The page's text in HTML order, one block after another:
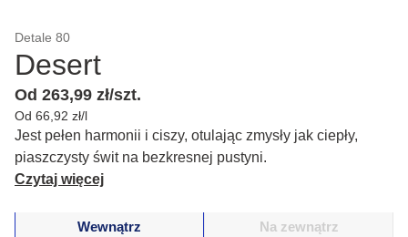
Detale 80
Desert
Od 263,99 zł/szt.
Od 66,92 zł/l
Jest pełen harmonii i ciszy, otulając zmysły jak ciepły,
piaszczysty świt na bezkresnej pustyni.
Czytaj więcej
Wewnątrz Na zewnątrz